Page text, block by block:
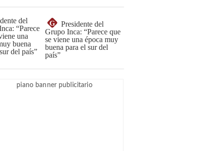
G
Presidente del
Grupo Inca: “Parece que
se viene una época muy
buena para el sur del
país”